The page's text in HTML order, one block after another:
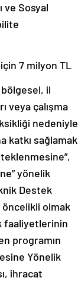
ve Sosyal
7 milyon TL
il
veya çalışma
nedeniyle
katkı sağlamak
yönelik
Destek
öncelikli olmak
faaliyetlerinin
programın
Yönelik
ihracat